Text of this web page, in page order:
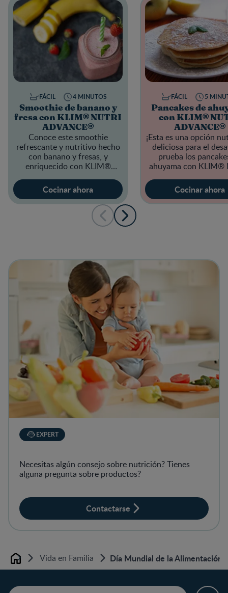
Smoothie de banano y
fresa con KLIM® NUTRI
ADVANCE®
Conoce este smoothie
refrescante y nutritivo hecho
con banano y fresas, y
enriquecido con KLIM®
FÁCIL 4 MINUTOS
Cocinar ahora
Pancakes de
con KLIM®
ADVANCE®
¡Esta es una opción
deliciosa para el
prueba los
ahuyama con KLIM®
FÁCIL 5
Cocinar ahora
View details
EXPERT
Necesitas algún consejo sobre nutrición? Tienes
alguna pregunta sobre productos?
Contactarse
Home Vida en Familia Día Mundial de la Alimentación